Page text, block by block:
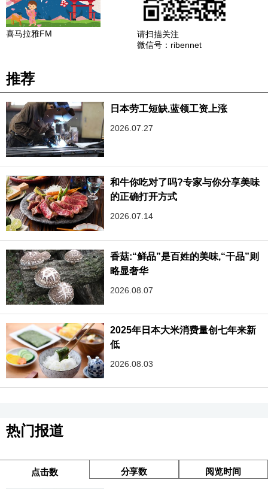
喜马拉雅FM
请扫描关注
微信号：ribennet
推荐
日本劳工短缺,蓝领工资上涨
2026.07.27
和牛你吃对了吗?专家与你分享美味
的正确打开方式
2026.07.14
香菇:“鲜品”是百姓的美味,“干品”则
略显奢华
2026.08.07
2025年日本大米消费量创七年来新
低
2026.08.03
热门报道
点击数 分享数 阅览时间